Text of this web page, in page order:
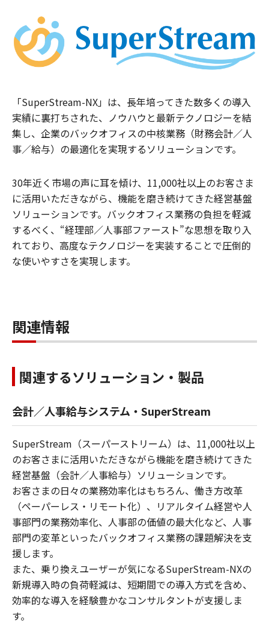
「SuperStream-NX」は、長年培ってきた数多くの導入
実績に裏打ちされた、ノウハウと最新テクノロジーを結
集し、企業のバックオフィスの中核業務（財務会計／人
事／給与）の最適化を実現するソリューションです。
30年近く市場の声に耳を傾け、11,000社以上のお客さま
に活用いただきながら、機能を磨き続けてきた経営基盤
ソリューションです。バックオフィス業務の負担を軽減
するべく、“経理部／人事部ファースト”な思想を取り入
れており、高度なテクノロジーを実装することで圧倒的
な使いやすさを実現します。
関連情報
関連するソリューション・製品
会計／人事給与システム・SuperStream
SuperStream（スーパーストリーム）は、11,000社以上
のお客さまに活用いただきながら機能を磨き続けてきた
経営基盤（会計／人事給与）ソリューションです。
お客さまの日々の業務効率化はもちろん、働き方改革
（ペーパーレス・リモート化）、リアルタイム経営や人
事部門の業務効率化、人事部の価値の最大化など、人事
部門の変革といったバックオフィス業務の課題解決を支
援します。
また、乗り換えユーザーが気になるSuperStream-NXの
新規導入時の負荷軽減は、短期間での導入方式を含め、
効率的な導入を経験豊かなコンサルタントが支援しま
す。